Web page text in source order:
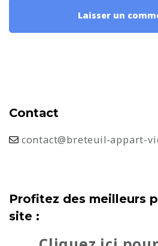
Contact
contact@breteuil-appart-
Profitez des meilleurs
site :